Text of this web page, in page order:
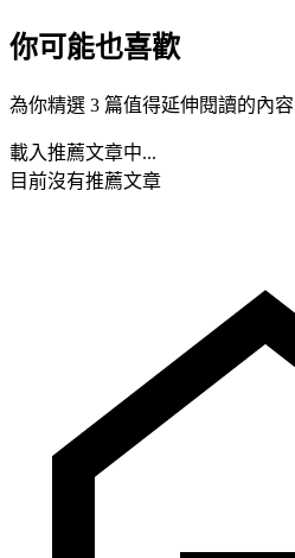
你可能也喜歡
為你精選 3 篇值得延伸閱讀的內容
載入推薦文章中...
目前沒有推薦文章